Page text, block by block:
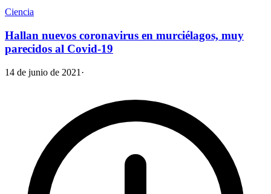
Ciencia
Hallan nuevos coronavirus en murciélagos, muy
parecidos al Covid-19
14 de junio de 2021 ·